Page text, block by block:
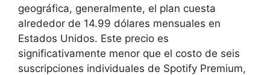
geográfica, generalmente, el plan cuesta
alrededor de 14.99 dólares mensuales en
Estados Unidos. Este precio es
significativamente menor que el costo de seis
suscripciones individuales de Spotify Premium,